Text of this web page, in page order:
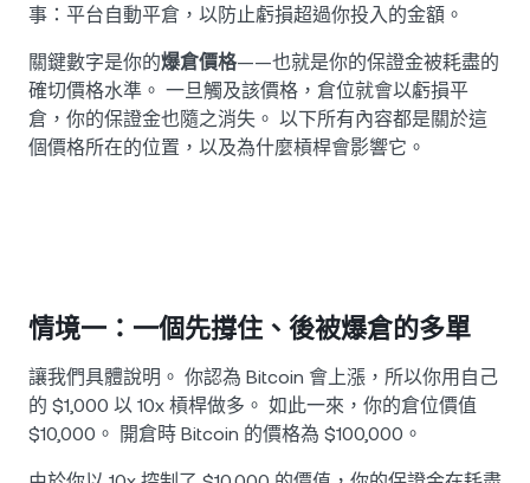
事：平台自動平倉，以防止虧損超過你投入的金額。
關鍵數字是你的爆倉價格——也就是你的保證金被耗盡的
確切價格水準。 一旦觸及該價格，倉位就會以虧損平
倉，你的保證金也隨之消失。 以下所有內容都是關於這
個價格所在的位置，以及為什麼槓桿會影響它。
情境一：一個先撐住、後被爆倉的多單
讓我們具體說明。 你認為 Bitcoin 會上漲，所以你用自己
的 $1,000 以 10x 槓桿做多。 如此一來，你的倉位價值
$10,000。 開倉時 Bitcoin 的價格為 $100,000。